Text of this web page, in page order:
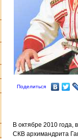
Поделиться
В октябре 2010 года,
СКВ архимандрита